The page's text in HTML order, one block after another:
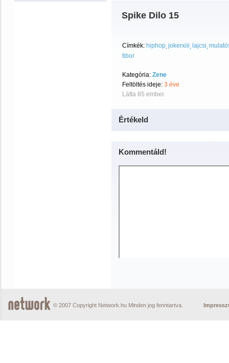
Spike Dilo 15
Címkék: hiphop jokerxiii lajcsi
tibor
Kategória: Zene
Feltöltés ideje: 3 éve
Látta 85 ember.
Értékeld
Kommentáld!
© 2007 Copyright Network.hu Minden jog fenntartva.